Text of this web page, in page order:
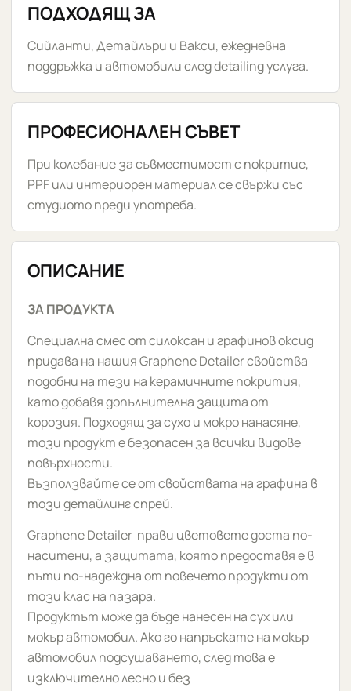
ПОДХОДЯЩ ЗА
Сийланти, Детайлъри и Вакси, ежедневна
поддръжка и автомобили след detailing услуга.
ПРОФЕСИОНАЛЕН СЪВЕТ
При колебание за съвместимост с покритие,
PPF или интериорен материал се свържи със
студиото преди употреба.
ОПИСАНИЕ
ЗА ПРОДУКТА
Специална смес от силоксан и графинов оксид
придава на нашия Graphene Detailer свойства
подобни на тези на керамичните покрития,
като добавя допълнителна защита от
корозия. Подходящ за сухо и мокро нанасяне,
този продукт е безопасен за всички видове
повърхности.
Възползвайте се от свойствата на графина в
този детайлинг спрей.
Graphene Detailer прави цветовете доста по-
наситени, а защитата, която предоставя е в
пъти по-надеждна от повечето продукти от
този клас на пазара.
Продуктът може да бъде нанесен на сух или
мокър автомобил. Ако го напръскате на мокър
автомобил подсушаването, след това е
изключително лесно и без